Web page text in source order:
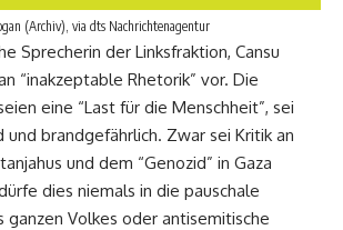
(Archiv), via dts Nachrichtenagentur
Sprecherin der Linksfraktion, Cansu
“inakzeptable Rhetorik” vor. Die
eine “Last für die Menschheit”, sei
und brandgefährlich. Zwar sei Kritik an
und dem “Genozid” in Gaza
dies niemals in die pauschale
ganzen Volkes oder antisemitische